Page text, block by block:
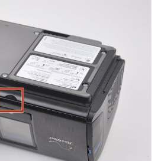
Abbrechen Kommentieren